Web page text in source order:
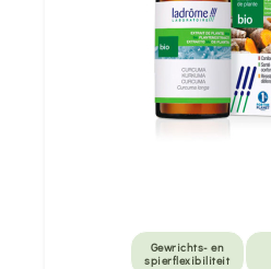
Gewrichts- en
spierflexibiliteit